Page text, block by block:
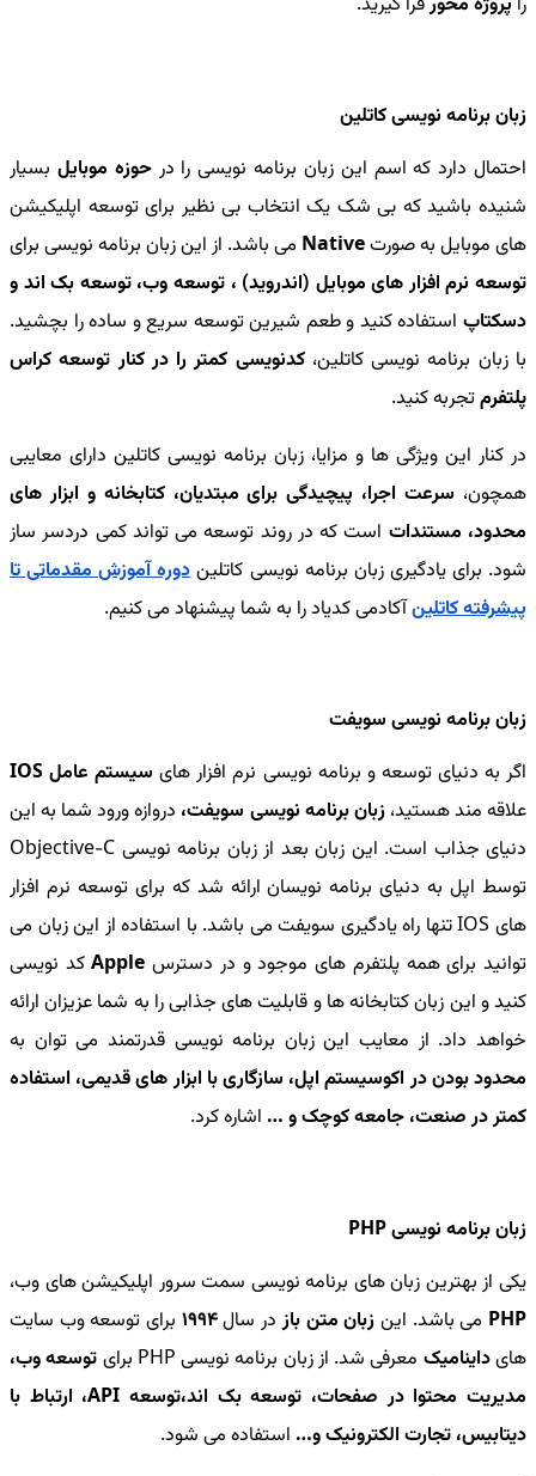
زبان برنامه نویسی کاتلین
احتمال دارد که اسم این زبان برنامه نویسی را درحوزه موبایل بسیار
شنیده باشید که بی شک یک انتخاب بی نظیر برای توسعه اپلیکیشن
های موبایل به صورتNative می باشد. از این زبان برنامه نویسی برای
توسعه نرم افزار های موبایل (اندروید) ، توسعه وب، توسعه بک اند و
دسکتاپ استفاده کنید و طعم شیرین توسعه سریع و ساده را بچشید.
با زبان برنامه نویسی کاتلین،کدنویسی کمتر را در کنار توسعه کراس
پلتفرمتجربه کنید.
در کنار این ویژگی ها و مزایا، زبان برنامه نویسی کاتلین دارای معایبی
همچون، سرعت اجرا، پیچیدگی برای مبتدیان، کتابخانه و ابزار های
محدود، مستندات است که در روند توسعه می تواند کمی دردسر ساز
شود. برای یادگیری زبان برنامه نویسی کاتلیندوره آموزش مقدماتی تا
پیشرفته کاتلینآکادمی کدیاد را به شما پیشنهاد می کنیم.
زبان برنامه نویسی سویفت
اگر به دنیای توسعه و برنامه نویسی نرم افزار های سیستم عامل IOS
علاقه مند هستید،زبان برنامه نویسی سویفت، دروازه ورود شما به این
دنیای جذاب است. این زبان بعد از زبان برنامه نویسی Objective-C
توسط اپل به دنیای برنامه نویسان ارائه شد که برای توسعه نرم افزار
های IOS تنها راه یادگیری سویفت می باشد. با استفاده از این زبان می
توانید برای همه پلتفرم های موجود و در دسترس Apple کد نویسی
کنید و این زبان کتابخانه ها و قابلیت های جذابی را به شما عزیزان ارائه
خواهد داد. از معایب این زبان برنامه نویسی قدرتمند می توان به
محدود بودن در اکوسیستم اپل، سازگاری با ابزار های قدیمی، استفاده
کمتر در صنعت، جامعه کوچک و … اشاره کرد.
زبان برنامه نویسی PHP
یکی از بهترین زبان های برنامه نویسی سمت سرور اپلیکیشن های وب،
PHP می باشد. این زبان متن باز در سال1994 برای توسعه وب سایت
هایداینامیک معرفی شد. از زبان برنامه نویسی PHP برای
توسعه وب،
مدیریت محتوا در صفحات، توسعه بک اند،توسعه API، ارتباط با
دیتابیس، تجارت الکترونیک و… استفاده می شود.